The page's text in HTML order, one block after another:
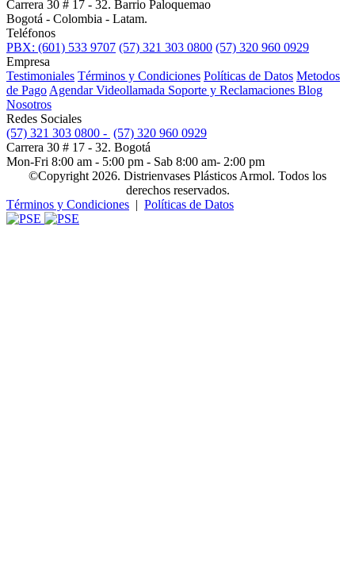
Carrera 30 # 17 - 32. Barrio Paloquemao
Bogotá - Colombia - Latam.
Teléfonos
PBX: (601) 533 9707 (57) 321 303 0800 (57) 320 960 0929
Empresa
Testimoniales Términos y Condiciones Políticas de Datos Metodos
de Pago Agendar Videollamada Soporte y Reclamaciones Blog
Nosotros
Redes Sociales
(57) 321 303 0800 - (57) 320 960 0929
Carrera 30 # 17 - 32. Bogotá
Mon-Fri 8:00 am - 5:00 pm - Sab 8:00 am- 2:00 pm
©Copyright 2026. Distrienvases Plásticos Armol. Todos los
derechos reservados.
Términos y Condiciones | Políticas de Datos